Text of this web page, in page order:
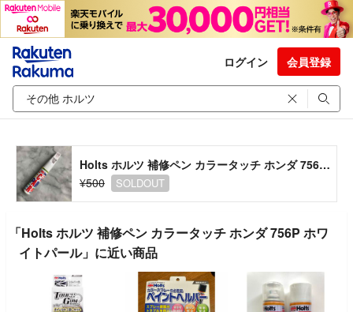
ログイン 会員登録
Holts ホルツ 補修ペン カラータッチ ホンダ 756P ホワイトパール
¥500
SOLDOUT
「Holts ホルツ 補修ペン カラータッチ ホンダ 756P ホワ
イトパール」に近い商品